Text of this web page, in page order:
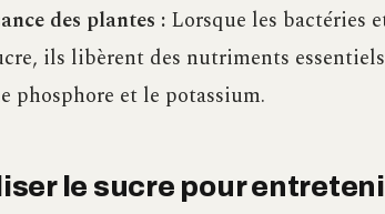
des plantes :Lorsque les bactéries
ils libèrent des nutriments
phosphore et le potassium.
le sucre pour